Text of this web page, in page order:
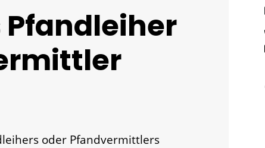
Pfandleiher
oder Pfandvermittlers